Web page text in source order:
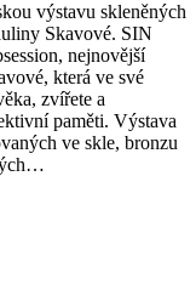
výstavu skleněných
Skavové. SIN
nejnovější
která ve své
zvířete a
paměti. Výstava
ve skle, bronzu